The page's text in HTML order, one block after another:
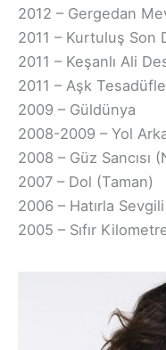
2012 – Gergedan
2011 – Kurtuluş Son
2011 – Keşanlı Ali
2011 – Aşk
2009 – Güldünya
2008-2009 – Yol
2008 – Güz Sancısı
2007 – Dol (Taman)
2006 – Hatırla
2005 – Sıfır